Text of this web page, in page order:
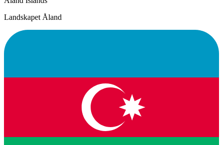
Landskapet Åland